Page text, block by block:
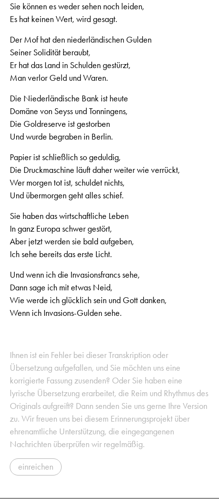
Sie können es weder sehen noch leiden,
Es hat keinen Wert, wird gesagt.
Der Mof hat den niederländischen Gulden
Seiner Solidität beraubt,
Er hat das Land in Schulden gestürzt,
Man verlor Geld und Waren.
Die Niederländische Bank ist heute
Domäne von Seyss und Tonningens,
Die Goldreserve ist gestorben
Und wurde begraben in Berlin.
Papier ist schließlich so geduldig,
Die Druckmaschine läuft daher weiter wie verrückt,
Wer morgen tot ist, schuldet nichts,
Und übermorgen geht alles schief.
Sie haben das wirtschaftliche Leben
In ganz Europa schwer gestört,
Aber jetzt werden sie bald aufgeben,
Ich sehe bereits das erste Licht.
Und wenn ich die Invasionsfrancs sehe,
Dann sage ich mit etwas Neid,
Wie werde ich glücklich sein und Gott danken,
Wenn ich Invasions-Gulden sehe.
Ihnen ist ein Fehler bei dieser Transkription oder
Übersetzung aufgefallen, und Sie möchten uns eine
korrigierte Fassung zusenden? Oder Sie haben eine
lyrische Übersetzung erarbeitet, die Reim und Rhythmus des
Originals aufgreift? Dann senden Sie uns gerne Ihre Version
zu. Wir freuen uns bei diesem Erinnerungsprojekt über
ehrenamtliche Unterstützung, die eingegangenen
Nachrichten überprüfen wir regelmäßig.
einreichen